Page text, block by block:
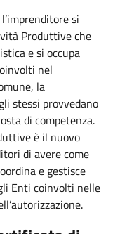
si
Produttive che
e si occupa
nel
la
stessi provvedano
di competenza.
è il nuovo
di avere come
e gestisce
Enti coinvolti nelle